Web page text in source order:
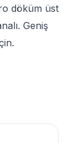
döküm üst
Geniş